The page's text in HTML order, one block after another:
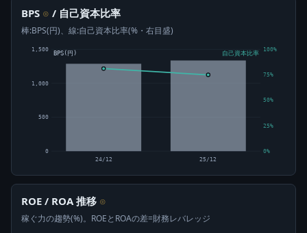
BPS ⊙ / 自己資本比率
棒:BPS(円)、線:自己資本比率(%・右目盛)
0
500
1,000
1,500
0%
25%
50%
75%
100%
24/12 25/12
BPS(円) 自己資本比率
ROE / ROA 推移 ⊙
稼ぐ力の趨勢(%)。ROEとROAの差=財務レバレッジ